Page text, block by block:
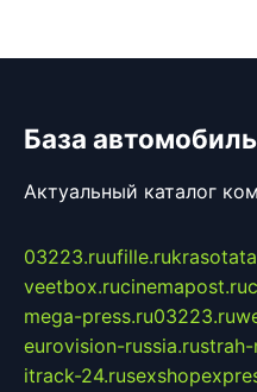
База
Актуальный каталог
03223.ruufille.ru
veetbox.rucinemapost.ru
mega-press.ru03223.ru
eurovision-russia.rustrah-
itrack-24.ru